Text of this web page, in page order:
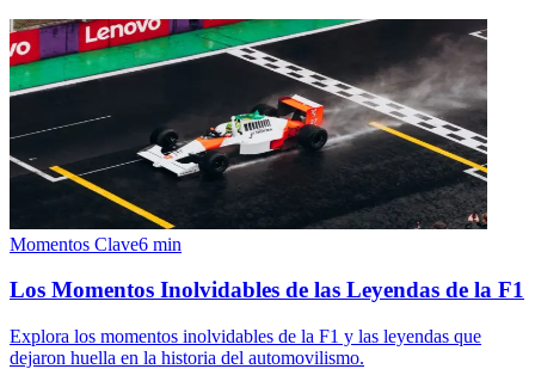
Momentos Clave6 min
Los Momentos Inolvidables de las Leyendas de la F1
Explora los momentos inolvidables de la F1 y las leyendas que
dejaron huella en la historia del automovilismo.